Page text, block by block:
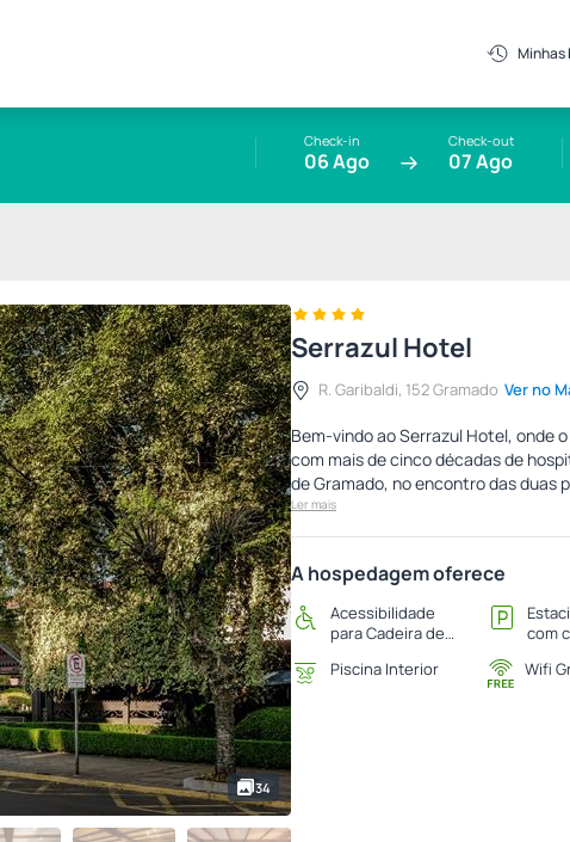
Minhas
Check-in
06 Ago
Check-out
07 Ago
34
Serrazul Hotel
R. Garibaldi, 152 Gramado Ver no
Bem-vindo ao Serrazul Hotel, onde
com mais de cinco décadas de
de Gramado, no encontro das duas
Ler mais
A hospedagem oferece
Acessibilidade
para Cadeira de
com
Piscina Interior
Wifi